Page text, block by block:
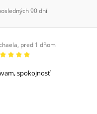
90 dní
, pred 1 dňom
spokojnosť